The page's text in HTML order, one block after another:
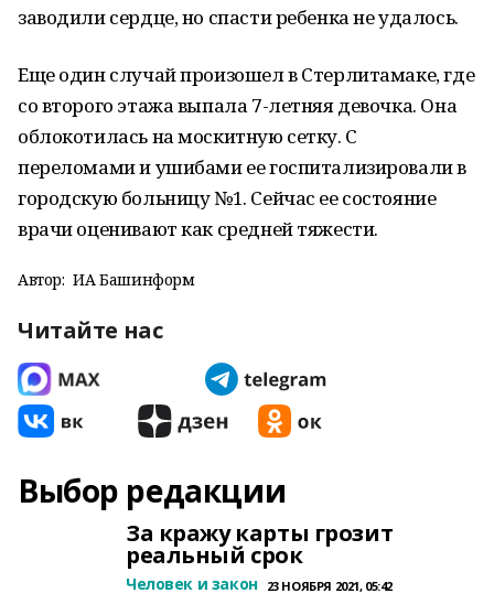
заводили сердце, но спасти ребенка не удалось.
Еще один случай произошел в Стерлитамаке, где
со второго этажа выпала 7-летняя девочка. Она
облокотилась на москитную сетку. С
переломами и ушибами ее госпитализировали в
городскую больницу №1. Сейчас ее состояние
врачи оценивают как средней тяжести.
Автор: ИА Башинформ
Читайте нас
Выбор редакции
За кражу карты грозит
реальный срок
Человек и закон 23 НОЯБРЯ 2021, 05:42